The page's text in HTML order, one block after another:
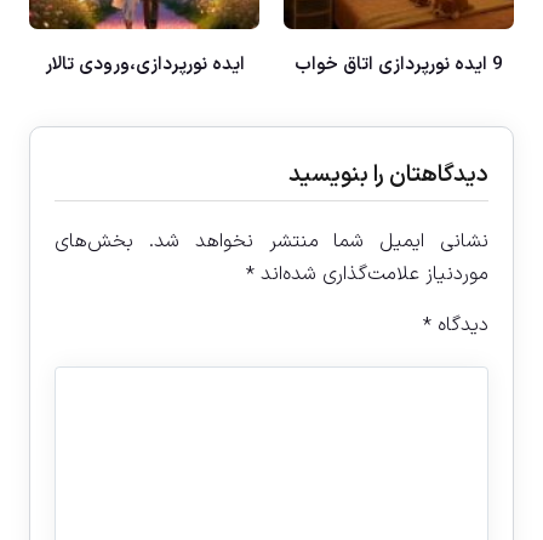
9 ایده نورپردازی اتاق خواب ایده نورپردازی،ورودی تالار
دیدگاهتان را بنویسید
نشانی ایمیل شما منتشر نخواهد شد.
بخش‌های
موردنیاز علامت‌گذاری شده‌اند*
دیدگاه*